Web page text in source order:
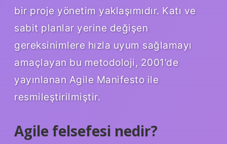
bir proje yönetim yaklaşımıdır. Katı ve
sabit planlar yerine değişen
gereksinimlere hızla uyum sağlamayı
amaçlayan bu metodoloji, 2001’de
yayınlanan Agile Manifesto ile
resmileştirilmiştir.
Agile felsefesi nedir?